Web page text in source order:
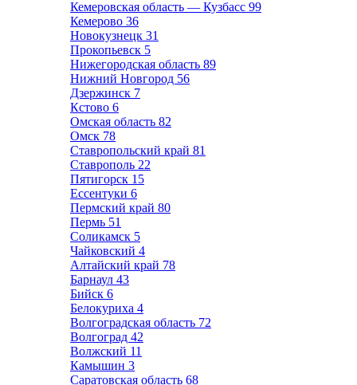
Кемеровская область — Кузбасс 99
Кемерово 36
Новокузнецк 31
Прокопьевск 5
Нижегородская область 89
Нижний Новгород 56
Дзержинск 7
Кстово 6
Омская область 82
Омск 78
Ставропольский край 81
Ставрополь 22
Пятигорск 15
Ессентуки 6
Пермский край 80
Пермь 51
Соликамск 5
Чайковский 4
Алтайский край 78
Барнаул 43
Бийск 6
Белокуриха 4
Волгоградская область 72
Волгоград 42
Волжский 11
Камышин 3
Саратовская область 68